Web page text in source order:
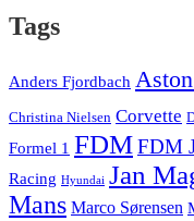
Tags
Anders Fjordbach
Christina Nielsen Corvette
Formel 1 FDMFDM
Racing Hyundai Jan
Mans Marco Sørensen